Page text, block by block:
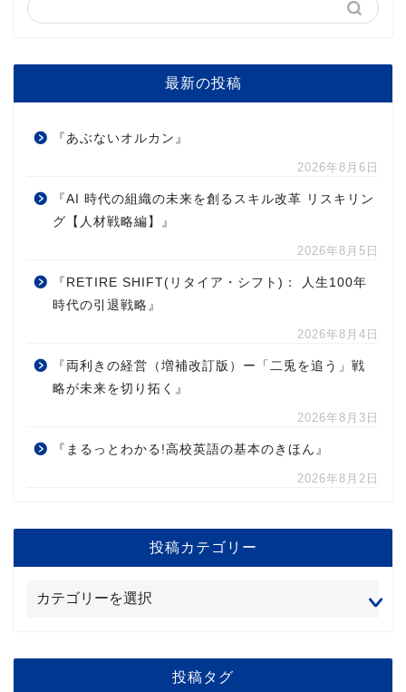
最新の投稿
『あぶないオルカン』
2026年8月6日
『AI 時代の組織の未来を創るスキル改革 リスキリン
グ【人材戦略編】』
2026年8月5日
『RETIRE SHIFT(リタイア・シフト)： 人生100年
時代の引退戦略』
2026年8月4日
『両利きの経営（増補改訂版）ー「二兎を追う」戦
略が未来を切り拓く』
2026年8月3日
『まるっとわかる!高校英語の基本のきほん』
2026年8月2日
投稿カテゴリー
投稿タグ